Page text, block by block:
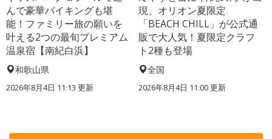
んで豪華バイキングも堪
能！ファミリー旅の願いを
叶える2つの最旬プレミアム
温泉宿【南紀白浜】
和歌山県
2026年8月4日 11:13 更新
現、オリオン夏限定
「BEACH CHILL」が公式通
販で大人気！夏限定クラフ
ト2種も登場
全国
2026年8月4日 11:00更新